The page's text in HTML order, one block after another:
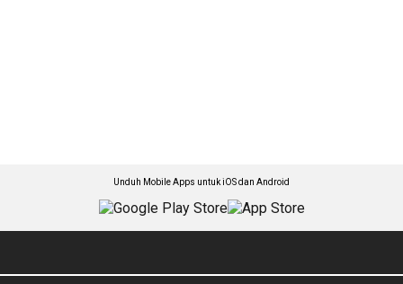
Unduh Mobile Apps untuk iOS dan Android